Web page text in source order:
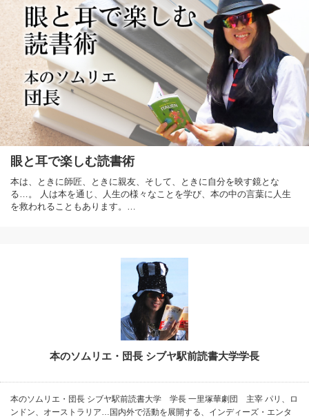
眼と耳で楽しむ読書術
本は、ときに師匠、ときに親友、そして、ときに自分を映す鏡とな
る…。 人は本を通じ、人生の様々なことを学び、本の中の言葉に人生
を救われることもあります。…
本のソムリエ・団長 シブヤ駅前読書大学学長
本のソムリエ・団長 シブヤ駅前読書大学 学長 一里塚華劇団 主宰 パリ、ロ
ンドン、オーストラリア…国内外で活動を展開する、インディーズ・エンタ